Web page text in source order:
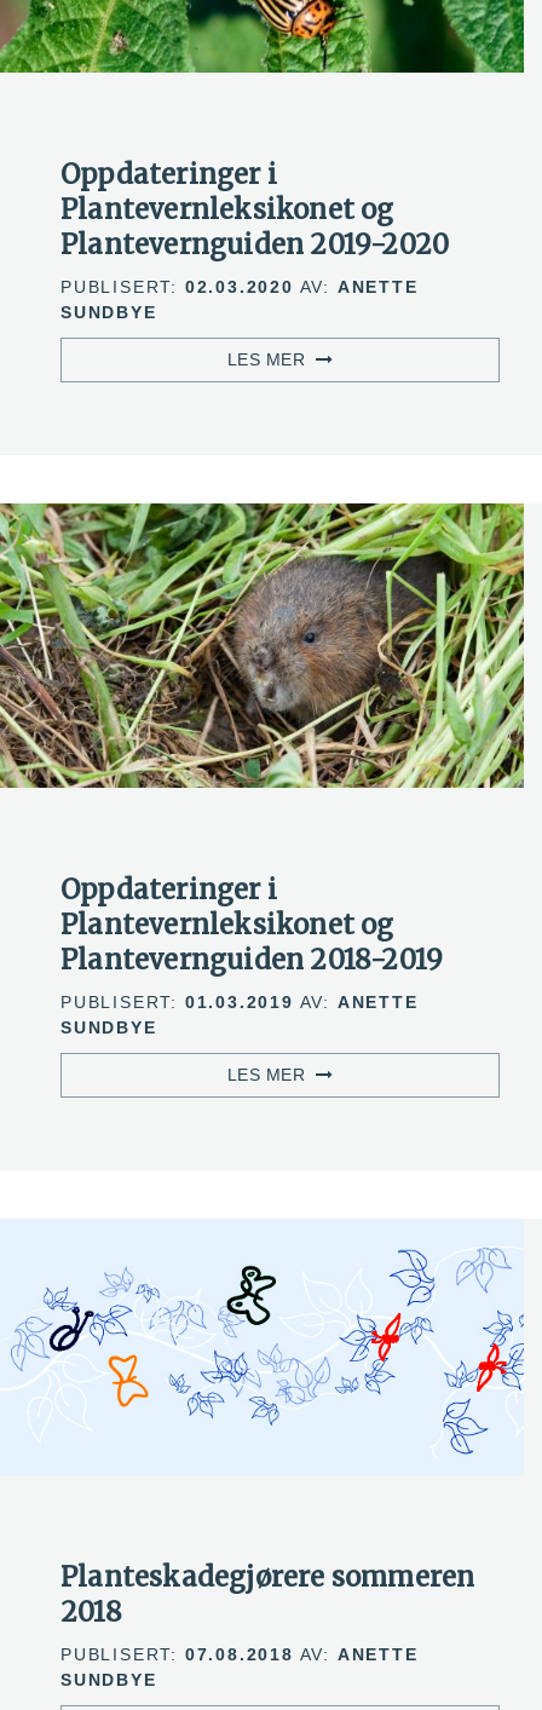
Oppdateringer i
Plantevernleksikonet og
Plantevernguiden 2019-2020
PUBLISERT: 02.03.2020 AV: ANETTE
SUNDBYE
LES MER
Oppdateringer i
Plantevernleksikonet og
Plantevernguiden 2018-2019
PUBLISERT: 01.03.2019 AV: ANETTE
SUNDBYE
LES MER
Planteskadegjørere sommeren
2018
PUBLISERT: 07.08.2018 AV: ANETTE
SUNDBYE